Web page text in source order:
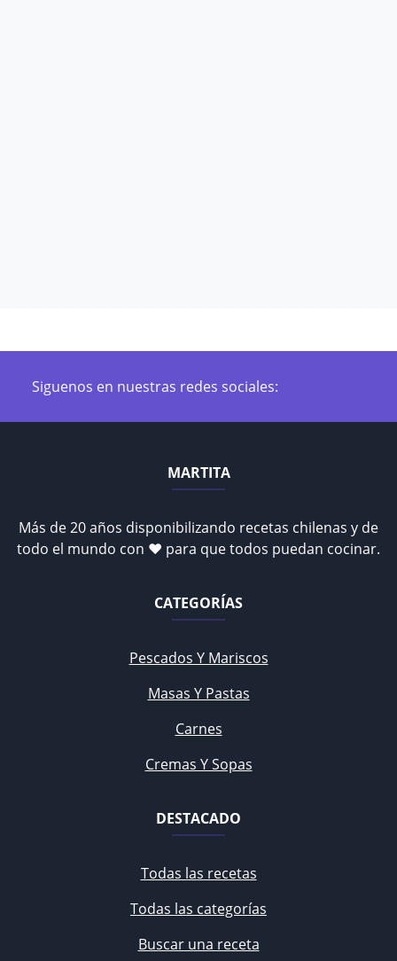
Siguenos en nuestras redes sociales:
MARTITA
Más de 20 años disponibilizando recetas chilenas y de
todo el mundo con ♥ para que todos puedan cocinar.
CATEGORÍAS
Pescados Y Mariscos
Masas Y Pastas
Carnes
Cremas Y Sopas
DESTACADO
Todas las recetas
Todas las categorías
Buscar una receta